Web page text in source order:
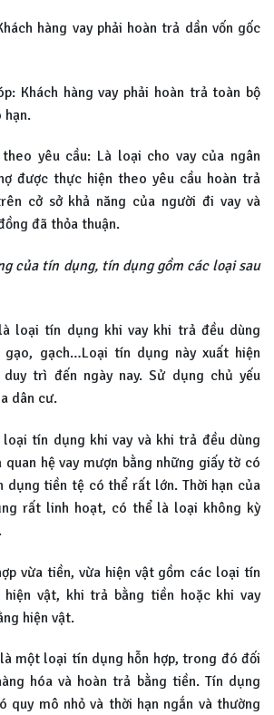
hàng vay phải hoàn trả dần vốn gốc
Khách hàng vay phải hoàn trả toàn bộ
hạn.
yêu cầu: Là loại cho vay của ngân
được thực hiện theo yêu cầu hoàn trả
cở sở khả năng của người đi vay và
đã thỏa thuận.
của tín dụng, tín dụng gồm các loại sau
loại tín dụng khi vay khi trả đều dùng
gạch…Loại tín dụng này xuất hiện
trì đến ngày nay. Sử dụng chủ yếu
dân cư.
tín dụng khi vay và khi trả đều dùng
hệ vay mượn bằng những giấy tờ có
dụng tiền tệ có thể rất lớn. Thời hạn của
rất linh hoạt, có thể là loại không kỳ
vừa tiền, vừa hiện vật gồm các loại tín
hiện vật, khi trả bằng tiền hoặc khi vay
hiện vật.
một loại tín dụng hỗn hợp, trong đó đối
hóa và hoàn trả bằng tiền. Tín dụng
quy mô nhỏ và thời hạn ngắn và thường